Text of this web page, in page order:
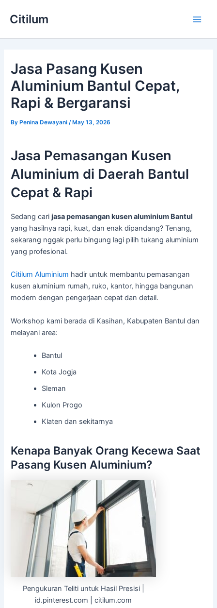
Citilum
Jasa Pasang Kusen
Aluminium Bantul Cepat,
Rapi & Bergaransi
ByPenina Dewayani /May 13, 2026
Jasa Pemasangan Kusen
Aluminium di Daerah Bantul
Cepat & Rapi
Sedang carijasa pemasangan kusen aluminium Bantul
yang hasilnya rapi, kuat, dan enak dipandang? Tenang,
sekarang nggak perlu bingung lagi pilih tukang aluminium
yang profesional.
Citilum Aluminium hadir untuk membantu pemasangan
kusen aluminium rumah, ruko, kantor, hingga bangunan
modern dengan pengerjaan cepat dan detail.
Workshop kami berada di Kasihan, Kabupaten Bantul dan
melayani area:
Bantul
Kota Jogja
Sleman
Kulon Progo
Klaten dan sekitarnya
Kenapa Banyak Orang Kecewa Saat
Pasang Kusen Aluminium?
Pengukuran Teliti untuk Hasil Presisi |
id.pinterest.com | citilum.com